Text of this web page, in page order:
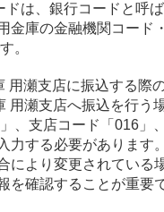
ドは、銀行コードと呼
金庫の金融機関コード
。
用瀬支店に振込する際
用瀬支店へ振込を行う
、支店コード「016」
力する必要があります
により変更されている
を確認することが重要